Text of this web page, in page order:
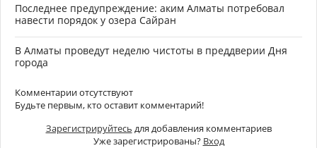
Последнее предупреждение: аким Алматы потребовал
навести порядок у озера Сайран
В Алматы проведут неделю чистоты в преддверии Дня
города
Комментарии отсутствуют
Будьте первым, кто оставит комментарий!
Зарегистрируйтесь для добавления комментариев
Уже зарегистрированы? Вход